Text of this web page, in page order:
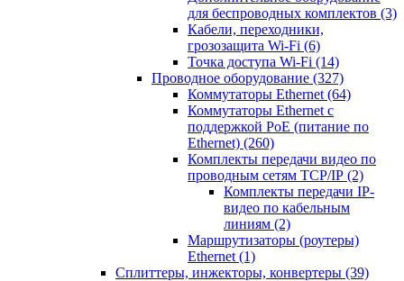
для беспроводных комплектов (3)
Кабели, переходники,
грозозащита Wi-Fi (6)
Точка доступа Wi-Fi (14)
Проводное оборудование (327)
Коммутаторы Ethernet (64)
Коммутаторы Ethernet с
поддержкой PoE (питание по
Ethernet) (260)
Комплекты передачи видео по
проводным сетям TCP/IP (2)
Комплекты передачи IP-
видео по кабельным
линиям (2)
Маршрутизаторы (роутеры)
Ethernet (1)
Сплиттеры, инжекторы, конвертеры (39)